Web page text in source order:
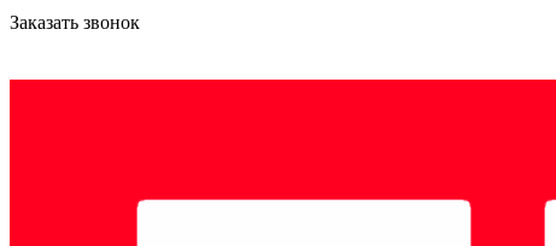
Заказать звонок